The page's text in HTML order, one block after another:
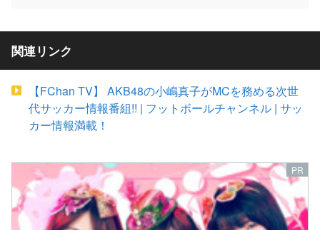
関連リンク
【FChan TV】 AKB48の小嶋真子がMCを務める次世
代サッカー情報番組!! | フットボールチャンネル | サッ
カー情報満載！